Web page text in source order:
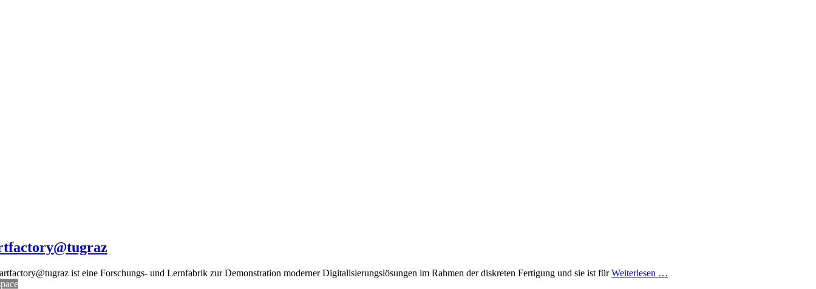
ist eine Forschungs- und Lernfabrik zur Demonstration moderner Digitalisierungslösungen im Rahmen der diskreten Fertigung und sie ist fürWeiterlesen …